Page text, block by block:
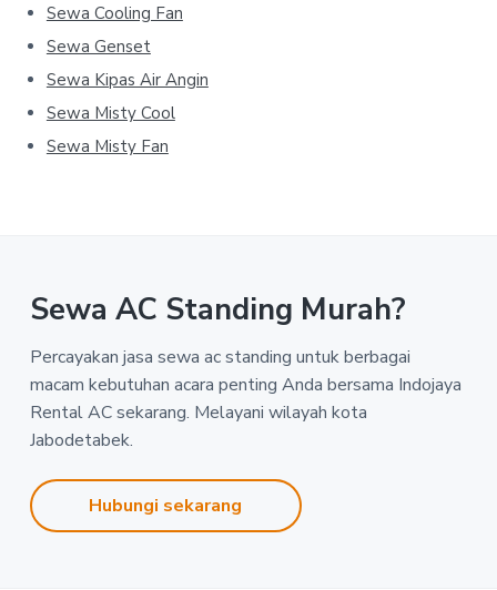
Sewa Cooling Fan
Sewa Genset
Sewa Kipas Air Angin
Sewa Misty Cool
Sewa Misty Fan
Sewa AC Standing Murah?
Percayakan jasa sewa ac standing untuk berbagai
macam kebutuhan acara penting Anda bersama Indojaya
Rental AC sekarang. Melayani wilayah kota
Jabodetabek.
Hubungi sekarang